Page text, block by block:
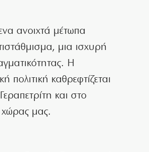
ανοιχτά μέτωπα
μια ισχυρή
Η
καθρεφτίζεται
και στο
χώρας μας.